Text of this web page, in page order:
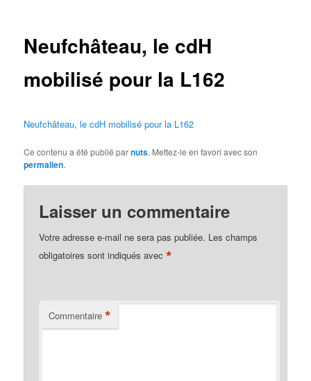
Neufchâteau, le cdH
mobilisé pour la L162
Neufchâteau, le cdH mobilisé pour la L162
Ce contenu a été publié parnuts. Mettez-le en favori avec son
permalien.
Laisser un commentaire
Votre adresse e-mail ne sera pas publiée. Les champs
obligatoires sont indiqués avec*
Commentaire *